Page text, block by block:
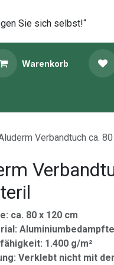
Sie sich selbst!“
Warenkorb
Verbandtuch ca.
ca. 80 x 120 cm
1.400 g/m²
Verklebt nicht mit